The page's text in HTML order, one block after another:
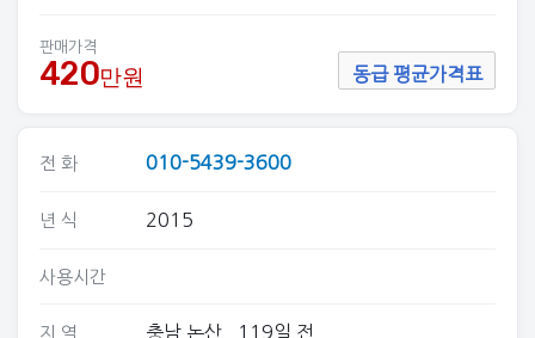
판매가격
420만원 동급 평균가격표
전 화 010-5439-3600
년 식 2015
사용시간
지 역 충남 논산 . 119일 전